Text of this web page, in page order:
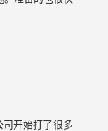
，签证就顺利
开始打了很多